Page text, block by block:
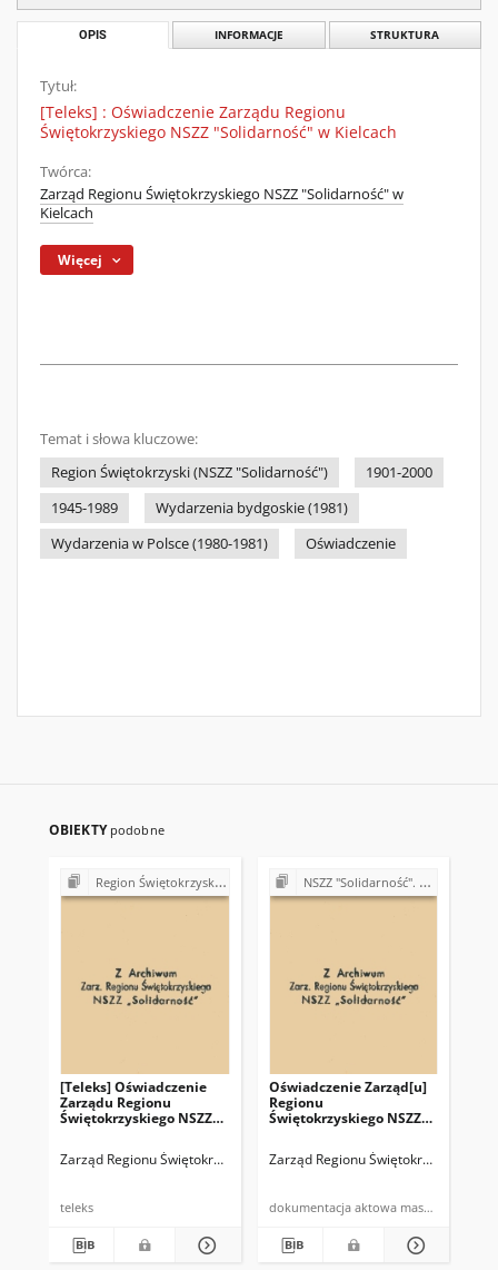
OPIS INFORMACJE STRUKTURA
Tytuł:
[Teleks] : Oświadczenie Zarządu Regionu
Świętokrzyskiego NSZZ "Solidarność" w Kielcach
Twórca:
Zarząd Regionu Świętokrzyskiego NSZZ "Solidarność" w
Kielcach
Więcej
Temat i słowa kluczowe:
Region Świętokrzyski (NSZZ "Solidarność")
1901-2000
1945-1989
Wydarzenia bydgoskie (1981)
Wydarzenia w Polsce (1980-1981)
Oświadczenie
OBIEKTY podobne
Region Świętokrzyski NSZZ "Solidarność". Delegatura Starachowice
[Teleks] Oświadczenie
Zarządu Regionu
Świętokrzyskiego NSZZ
w Kielcach w sprawie
wolnych sobót w 81 r.
Zarząd Regionu Świętokrzyskiego NSZZ "Solidarność" z siedzibą w
teleks
NSZZ "Solidarność". Zarząd Regionu Świętokrzyskiego (1980-1981)
Oświadczenie Zarząd[u]
Regionu
Świętokrzyskiego NSZZ
uchwały Rady Ministrów
regulującej
Zarząd Regionu Świętokrzyskiego
dokumentacja aktowa